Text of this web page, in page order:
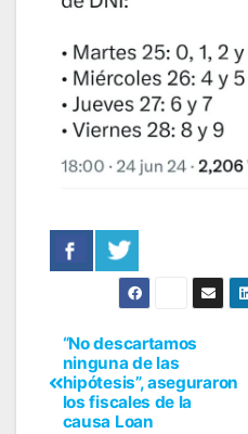
“No descartamos
ninguna de las
hipótesis”, aseguraron
los fiscales de la
causa Loan